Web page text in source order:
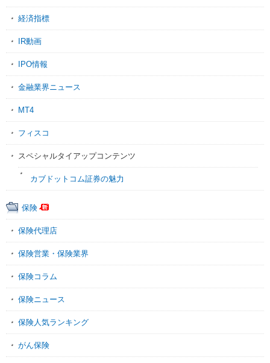
経済指標
IR動画
IPO情報
金融業界ニュース
MT4
フィスコ
スペシャルタイアップコンテンツ
カブドットコム証券の魅力
保険
保険代理店
保険営業・保険業界
保険コラム
保険ニュース
保険人気ランキング
がん保険